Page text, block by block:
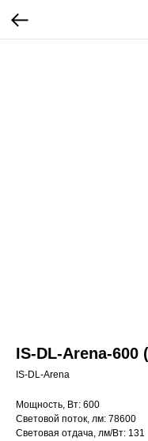
IS-DL-Arena-600
IS-DL-Arena
Мощность, Вт: 600
Световой поток, лм: 78600
Световая отдача, лм/Вт: 131